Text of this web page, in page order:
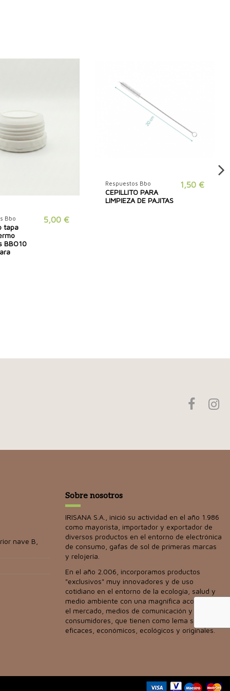
Bbo
tapa
BBO10
5,00 €
Respuestos Bbo
CEPILLITO PARA
LIMPIEZA DE PAJITAS
1,50 €
nave B,
Sobre nosotros
IRISANA S.A., inició su actividad en el año 1.986
como mayorista, importador y exportador de
diversos productos en el entorno de electrónica
de consumo, gafas de sol de primeras marcas
y relojería.
En el año 2.006, incorporamos productos
"exclusivos" muy innovadores y de uso
cotidiano en el entorno de la ecología, salud y
medio ambiente con una magnífica acogida en
el mercado, medios de comunicación y
consumidores, que tienen como lema ser
eficaces, económicos, ecológicos y originales.